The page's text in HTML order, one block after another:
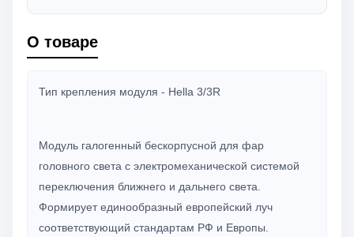
О товаре
Тип крепления модуля - Hella 3/3R
Модуль галогенный бескорпусной для фар
головного света с электромеханической системой
переключения ближнего и дальнего света.
Формирует единообразный европейский луч
соответствующий стандартам РФ и Европы.